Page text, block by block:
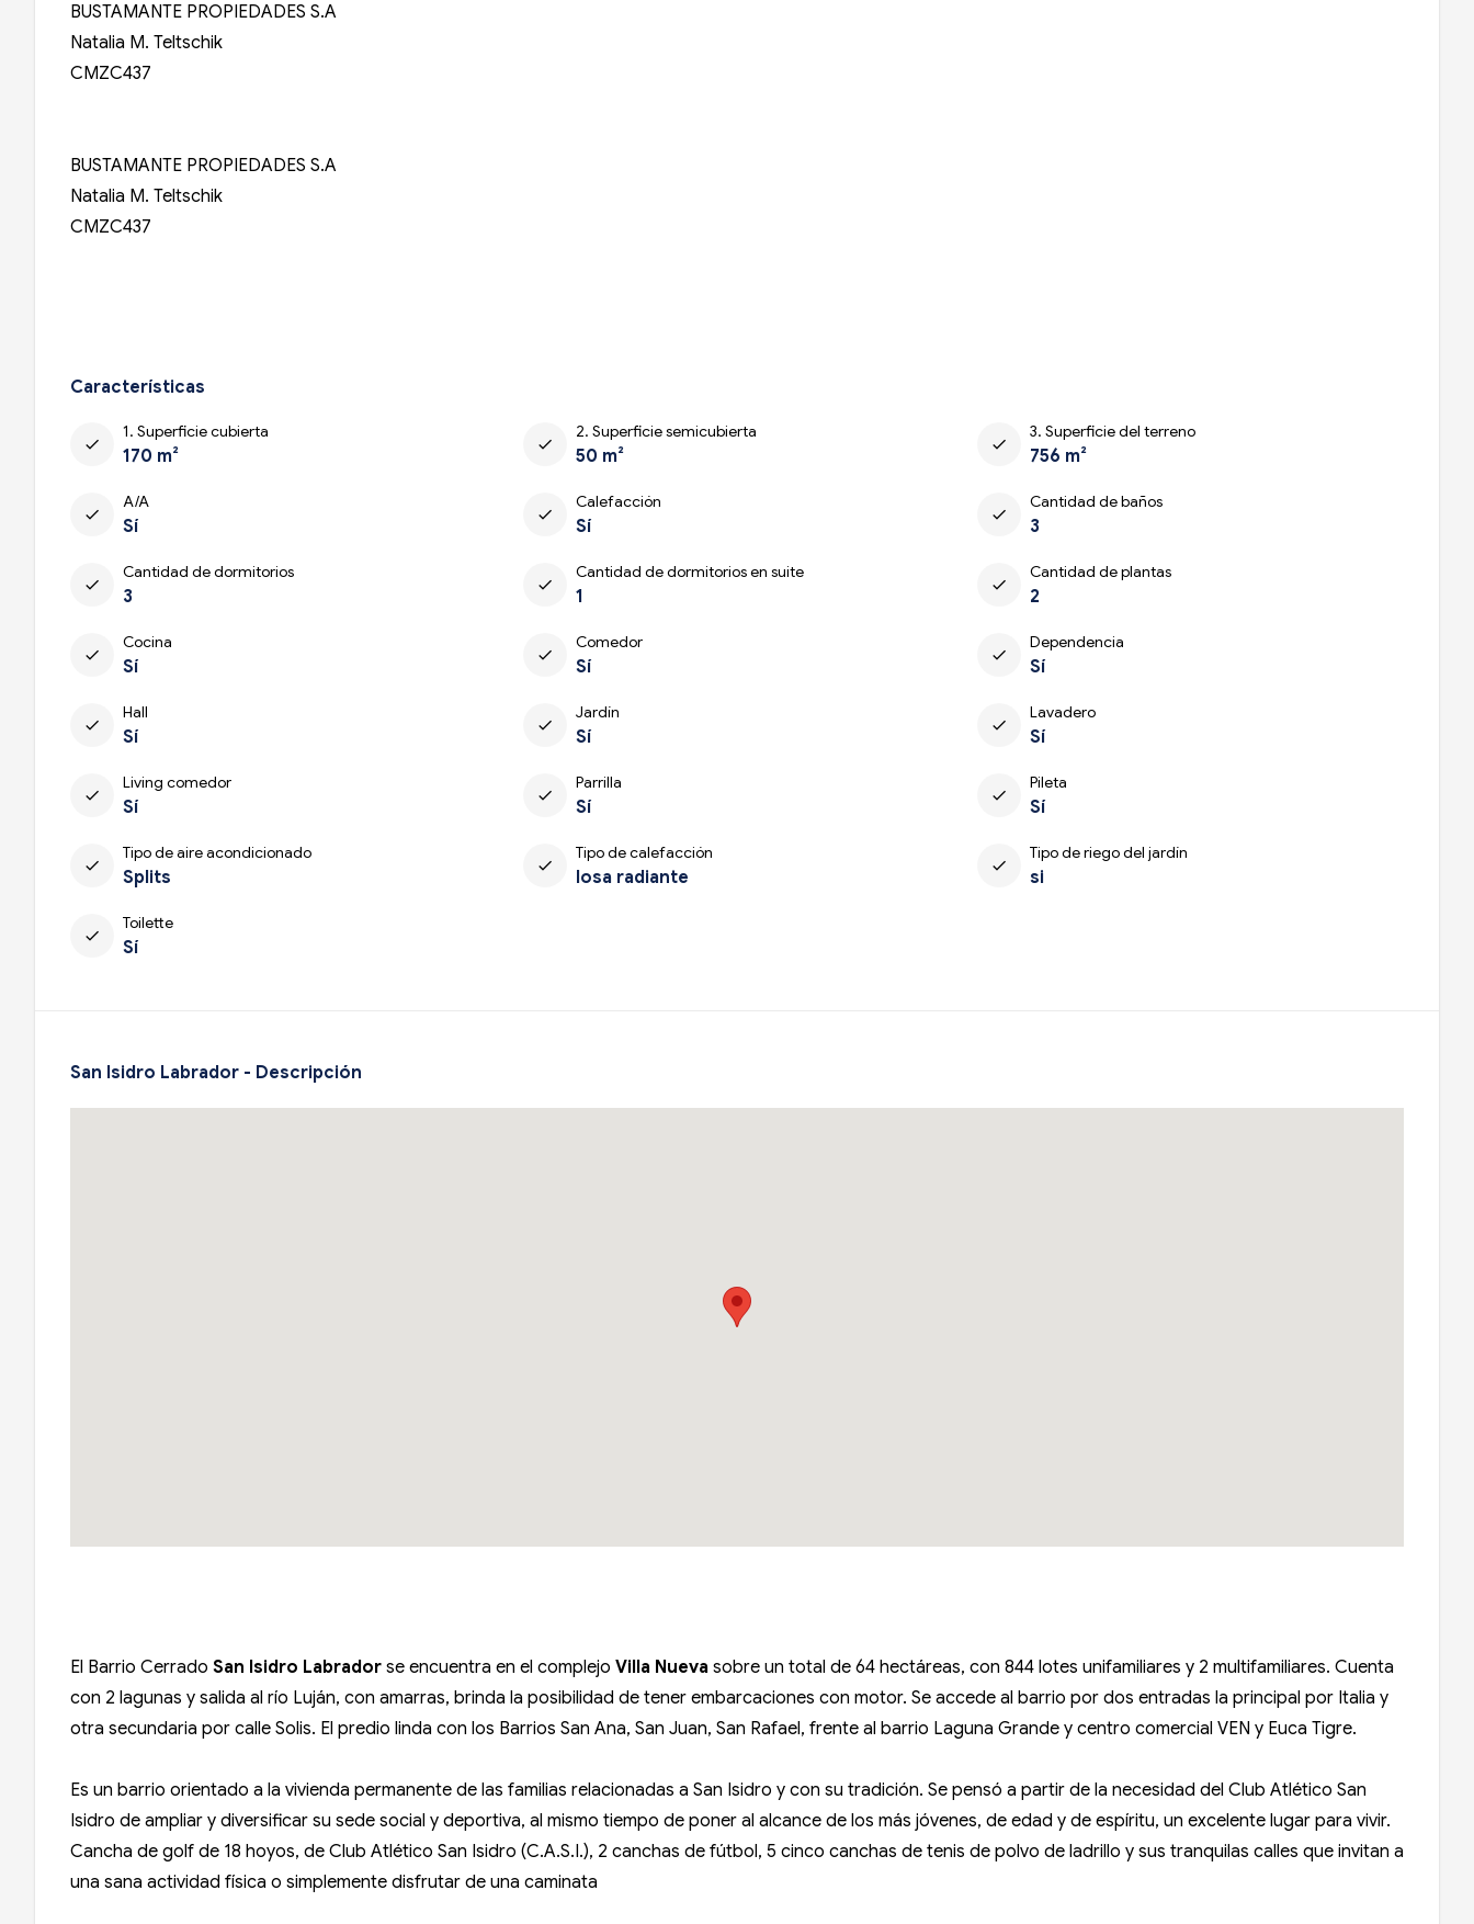
BUSTAMANTE PROPIEDADES S.A
Natalia M. Teltschik
CMZC437
BUSTAMANTE PROPIEDADES S.A
Natalia M. Teltschik
CMZC437
Características
check
1. Superficie cubierta
170 m²
check
2. Superficie semicubierta
50 m²
check
3. Superficie del terreno
756 m²
check
A/A
Sí
check
Calefacción
Sí
check
Cantidad de baños
3
check
Cantidad de dormitorios
3
check
Cantidad de dormitorios en suite
1
check
Cantidad de plantas
2
check
Cocina
Sí
check
Comedor
Sí
check
Dependencia
Sí
check
Hall
Sí
check
Jardín
Sí
check
Lavadero
Sí
check
Living comedor
Sí
check
Parrilla
Sí
check
Pileta
Sí
check
Tipo de aire acondicionado
Splits
check
Tipo de calefacción
losa radiante
check
Tipo de riego del jardín
si
check
Toilette
Sí
San Isidro Labrador - Descripción
El Barrio Cerrado San Isidro Labrador se encuentra en el complejo Villa Nueva sobre un total de 64 hectáreas, con 844 lotes unifamiliares y 2 multifamiliares. Cuenta
con 2 lagunas y salida al río Luján, con amarras, brinda la posibilidad de tener embarcaciones con motor. Se accede al barrio por dos entradas la principal por Italia y
otra secundaria por calle Solis. El predio linda con los Barrios San Ana, San Juan, San Rafael, frente al barrio Laguna Grande y centro comercial VEN y Euca Tigre.
Es un barrio orientado a la vivienda permanente de las familias relacionadas a San Isidro y con su tradición. Se pensó a partir de la necesidad del Club Atlético San
Isidro de ampliar y diversificar su sede social y deportiva, al mismo tiempo de poner al alcance de los más jóvenes, de edad y de espíritu, un excelente lugar para vivir.
Cancha de golf de 18 hoyos, de Club Atlético San Isidro (C.A.S.I.), 2 canchas de fútbol, 5 cinco canchas de tenis de polvo de ladrillo y sus tranquilas calles que invitan a
una sana actividad física o simplemente disfrutar de una caminata